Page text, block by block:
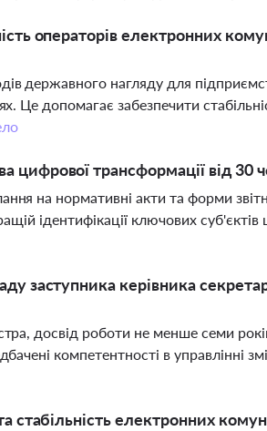
операторів електронних
державного нагляду для
Це допомагає забезпечити
цифрової трансформації від 30
на нормативні акти та форми
ідентифікації ключових
заступника керівника
досвід роботи не менше семи
компетентності в управлінні
електронних